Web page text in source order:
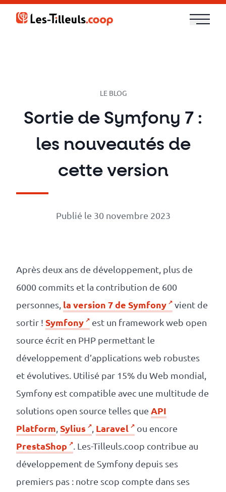
Aller
Formations
Cloud
DevOps
Technologies
Nos
clients
La
coopérative
recrute
Simulateur
de
revenus
API
LE BLOG
Sortie de Symfony 7 :
les nouveautés de
cette version
Publié le 30 novembre 2023
Après deux ans de développement, plus de
6000 commits et la contribution de 600
personnes, la version 7 de Symfony
vient de
sortir ! Symfony
est un framework web open
source écrit en PHP permettant le
développement d’applications web robustes
et évolutives. Utilisé par 15% du Web mondial,
Symfony est compatible avec une multitude de
solutions open source telles que API
Platform Sylius Laravel ou encore
PrestaShop
. Les-Tilleuls.coop contribue au
développement de Symfony depuis ses
premiers pas : notre scop compte dans ses